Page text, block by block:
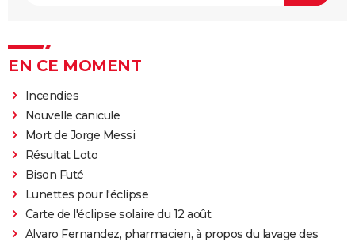
EN CE MOMENT
Incendies
Nouvelle canicule
Mort de Jorge Messi
Résultat Loto
Bison Futé
Lunettes pour l'éclipse
Carte de l'éclipse solaire du 12 août
Alvaro Fernandez, pharmacien, à propos du lavage des